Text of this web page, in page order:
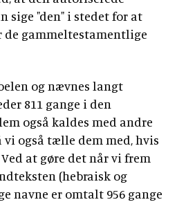
sige "den" i stedet for at
de gammeltestamentlige
og nævnes langt
811 gange i den
også kaldes med andre
vi også tælle dem med, hvis
at gøre det når vi frem
(hebraisk og
navne er omtalt 956 gange